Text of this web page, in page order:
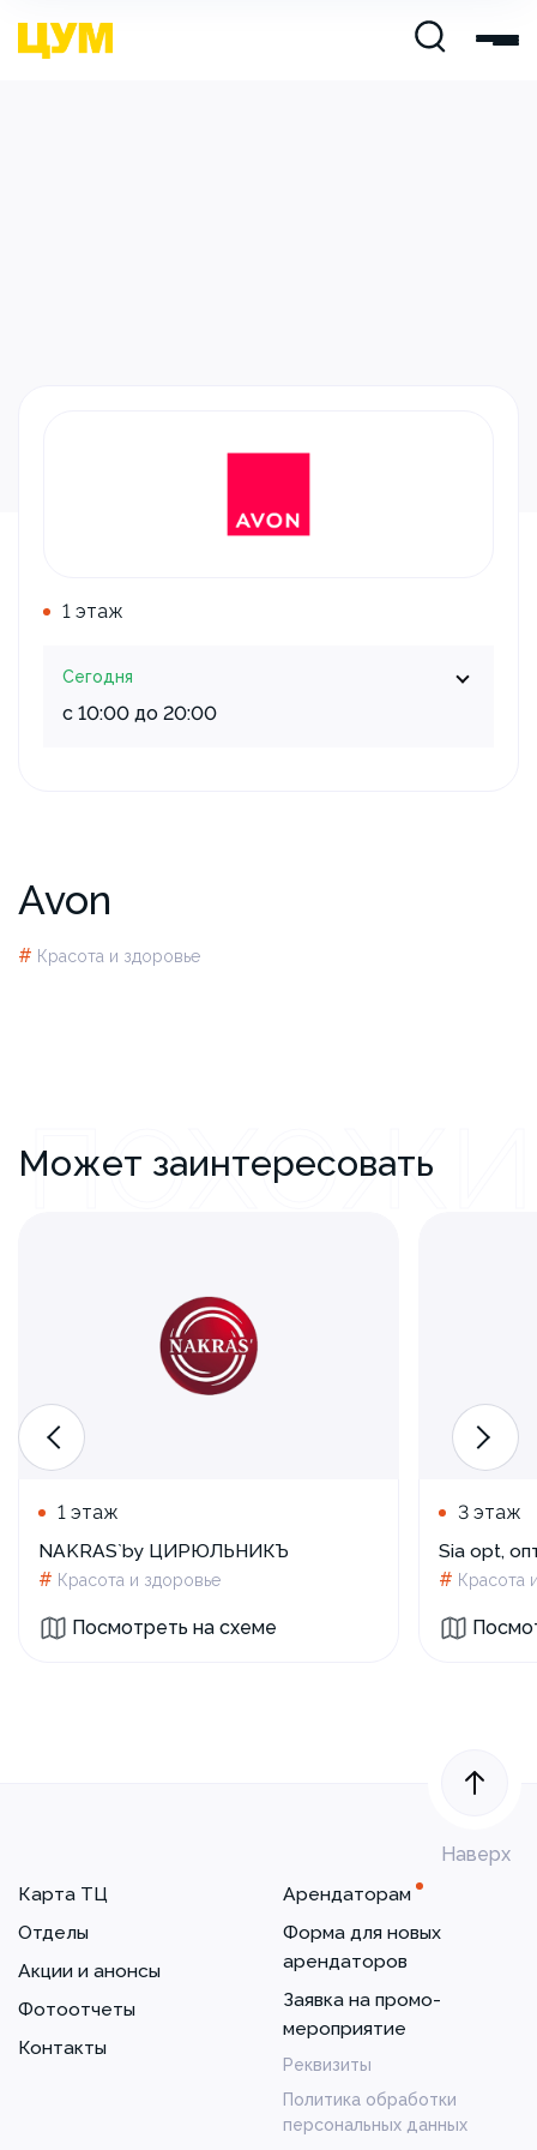
Avon
# Красота и здоровье
1 этаж
Сегодня
с 10:00 до 20:00
Может заинтересовать
1 этаж
NAKRAS`by ЦИРЮЛЬНИКЪ
# Красота и здоровье
Посмотреть на схеме
3 этаж
Sia opt,
# Красота
Наверх
Карта ТЦ
Отделы
Акции и анонсы
Фотоотчеты
Контакты
Арендаторам
Форма для новых
арендаторов
Заявка на промо-
мероприятие
Реквизиты
Политика обработки
персональных данных